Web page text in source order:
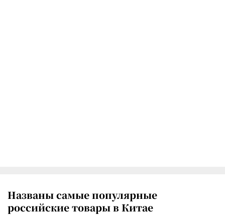
Названы самые популярные
российские товары в Китае